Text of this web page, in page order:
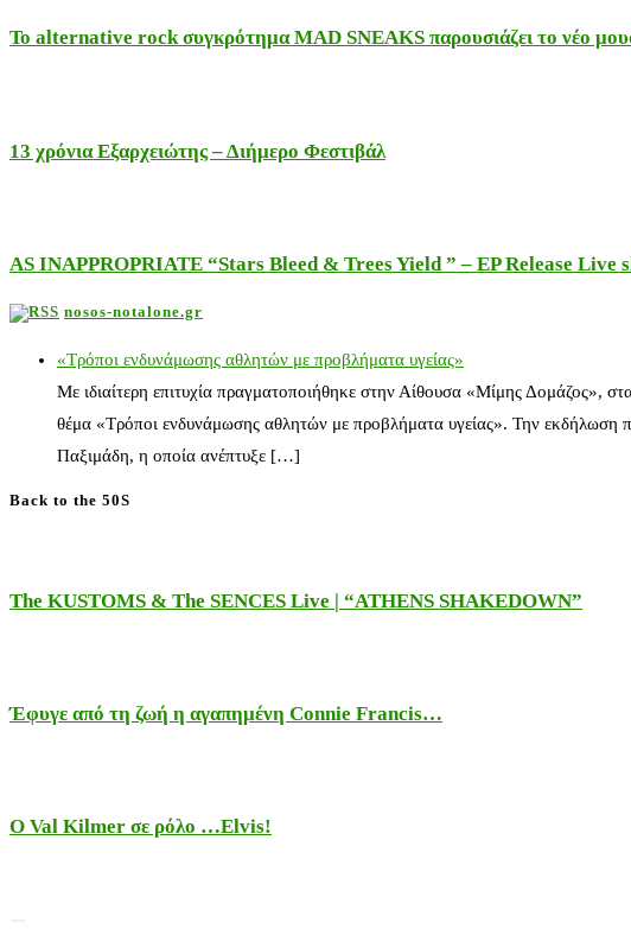
Το alternative rock συγκρότημα MAD SNEAKS παρουσιάζει το νέο
13 χρόνια Εξαρχειώτης – Διήμερο Φεστιβάλ
AS INAPPROPRIATE “Stars Bleed & Trees Yield ” – EP Release
nosos-notalone.gr
«Τρόποι ενδυνάμωσης αθλητών με προβλήματα υγείας»
Με ιδιαίτερη επιτυχία πραγματοποιήθηκε στην Αίθουσα «Μίμης
θέμα «Τρόποι ενδυνάμωσης αθλητών με προβλήματα υγείας». Την εκδήλωση
Παξιμάδη, η οποία ανέπτυξε […]
Back to the 50S
The KUSTOMS & The SENCES Live | “ATHENS SHAKEDOWN”
Έφυγε από τη ζωή η αγαπημένη Connie Francis…
Ο Val Kilmer σε ρόλο …Elvis!